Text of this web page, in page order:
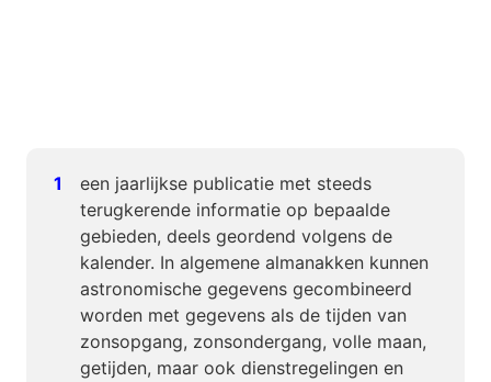
een jaarlijkse publicatie met steeds
terugkerende informatie op bepaalde
gebieden, deels geordend volgens de
kalender. In algemene almanakken kunnen
astronomische gegevens gecombineerd
worden met gegevens als de tijden van
zonsopgang, zonsondergang, volle maan,
getijden, maar ook dienstregelingen en